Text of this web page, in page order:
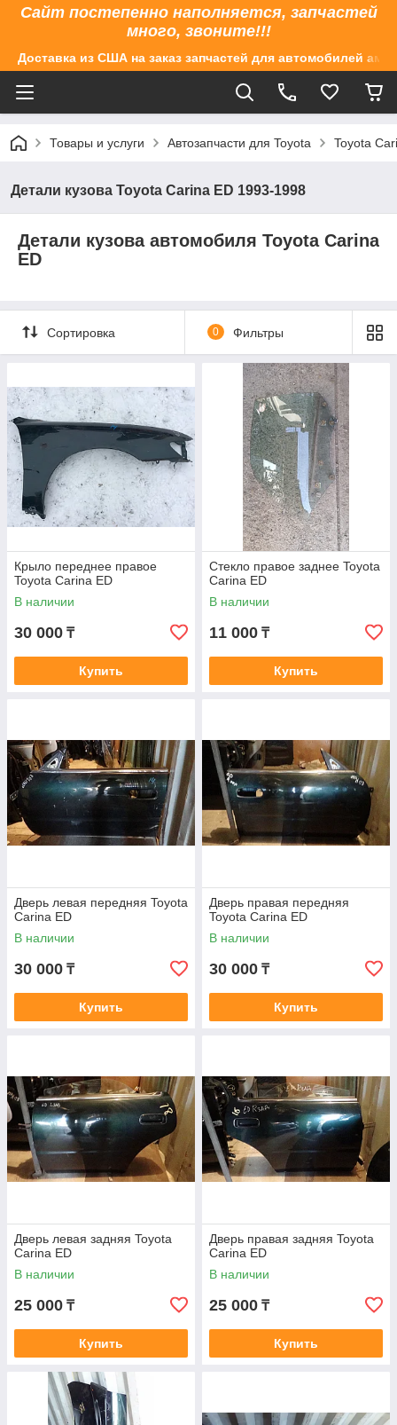
Сайт постепенно наполняется, запчастей
много, звоните!!!
Доставка из США на заказ запчастей для автомобилей
Товары и услуги Автозапчасти для Toyota Toyota
Детали кузова Toyota Carina ED 1993-1998
Детали кузова автомобиля Toyota Carina
ED
Сортировка 0 Фильтры
Крыло переднее правое
Toyota Carina ED
В наличии
30 000 ₸
Купить
Стекло правое заднее Toyota
Carina ED
В наличии
11 000 ₸
Купить
Дверь левая передняя Toyota
Carina ED
В наличии
30 000 ₸
Купить
Дверь правая передняя
Toyota Carina ED
В наличии
30 000 ₸
Купить
Дверь левая задняя Toyota
Carina ED
В наличии
25 000 ₸
Купить
Дверь правая задняя Toyota
Carina ED
В наличии
25 000 ₸
Купить